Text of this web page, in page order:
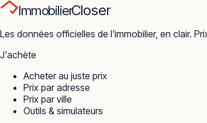
ImmobilierCloser
Les données officielles de l'immobilier, en clair.
J'achète
Acheter au juste prix
Prix par adresse
Prix par ville
Outils & simulateurs